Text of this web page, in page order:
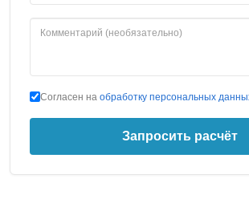
Согласен на обработку персональных
Запросить расчёт